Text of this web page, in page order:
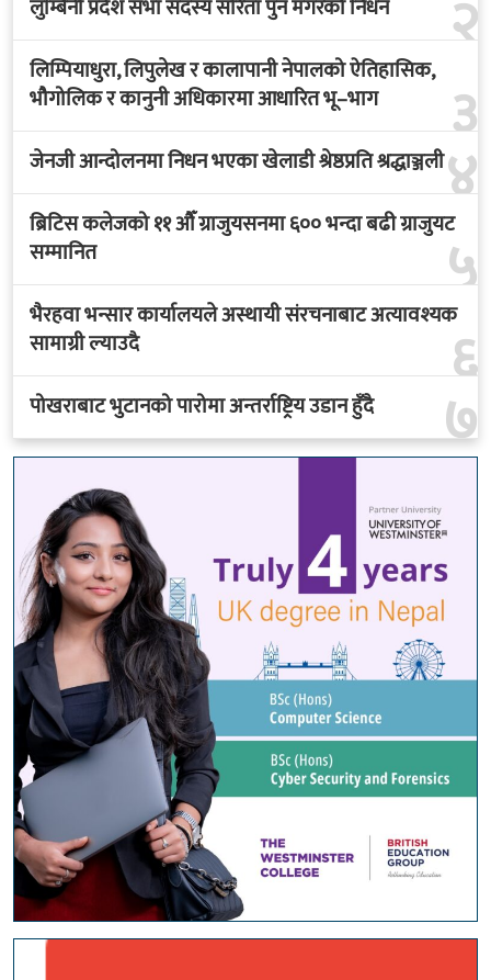
२
लुम्बिनी प्रदेश सभा सदस्य सरिता पुन मगरको निधन
३
लिम्पियाधुरा, लिपुलेख र कालापानी नेपालको ऐतिहासिक,
भौगोलिक र कानुनी अधिकारमा आधारित भू–भाग
४
जेनजी आन्दोलनमा निधन भएका खेलाडी श्रेष्ठप्रति श्रद्धाञ्जली
५
ब्रिटिस कलेजको ११ औँ ग्राजुयसनमा ६०० भन्दा बढी ग्राजुयट
सम्मानित
६
भैरहवा भन्सार कार्यालयले अस्थायी संरचनाबाट अत्यावश्यक
सामाग्री ल्याउदै
७
पोखराबाट भुटानको पारोमा अन्तर्राष्ट्रिय उडान हुँदै